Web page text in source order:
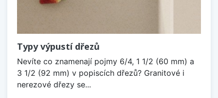
Typy výpustí dřezů
Nevíte co znamenají pojmy 6/4, 1 1/2 (60 mm) a
3 1/2 (92 mm) v popiscích dřezů? Granitové i
nerezové dřezy se...